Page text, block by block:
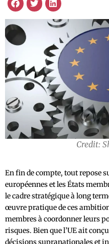
Credit:
En fin de compte, tout repose
européennes et les États
le cadre stratégique à long
œuvre pratique de ces
membres à coordonner leurs
risques. Bien que l’UE ait
décisions supranationales et